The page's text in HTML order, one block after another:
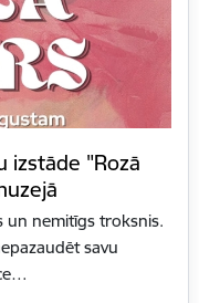
izstāde "Rozā
un nemitīgs troksnis.
savu